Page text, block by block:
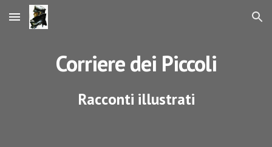
Skip to main content Skip to navigation
Corriere dei Piccoli
Racconti illustrati